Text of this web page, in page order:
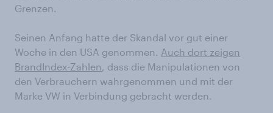
Grenzen.
Seinen Anfang hatte der Skandal vor gut einer
Woche in den USA genommen. Auch dort zeigen
BrandIndex-Zahlen
, dass die Manipulationen von
den Verbrauchern wahrgenommen und mit der
Marke VW in Verbindung gebracht werden.